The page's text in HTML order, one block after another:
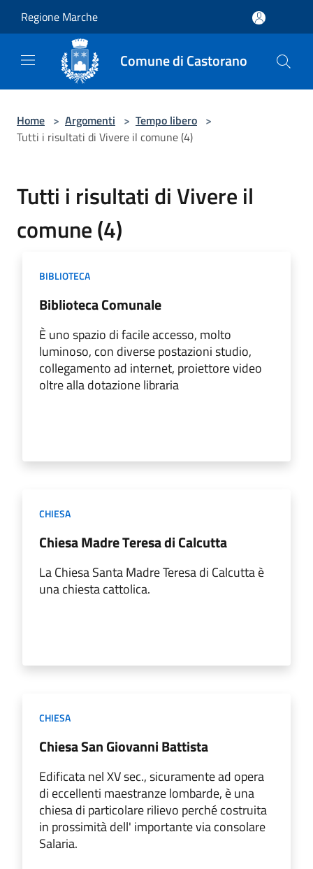
Regione Marche
Comune di Castorano
Home > Argomenti > Tempo libero >
Tutti i risultati di Vivere il comune (4)
Tutti i risultati di Vivere il
comune (4)
BIBLIOTECA
Biblioteca Comunale
È uno spazio di facile accesso, molto
luminoso, con diverse postazioni studio,
collegamento ad internet, proiettore video
oltre alla dotazione libraria
CHIESA
Chiesa Madre Teresa di Calcutta
La Chiesa Santa Madre Teresa di Calcutta è
una chiesta cattolica.
CHIESA
Chiesa San Giovanni Battista
Edificata nel XV sec., sicuramente ad opera
di eccellenti maestranze lombarde, è una
chiesa di particolare rilievo perché costruita
in prossimità dell' importante via consolare
Salaria.